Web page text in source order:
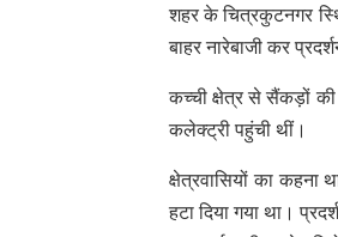
शहर के चित्रकुटनगर
बाहर नारेबाजी कर
कच्ची क्षेत्र से सैंकड़ों की
कलेक्ट्री पहुंची थीं।
क्षेत्रवासियों का कहना
हटा दिया गया था।